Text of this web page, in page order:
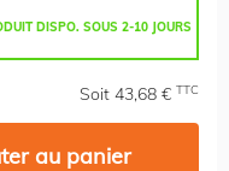
DISPO. SOUS 2-10 JOURS
Soit 43,68 € TTC
au panier